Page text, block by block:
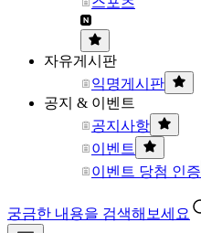
자유게시판
익명게시판
공지 & 이벤트
공지사항
이벤트
이벤트 당첨 인증
궁금한 내용을 검색해보세요